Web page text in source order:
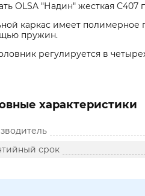
OLSA "Надин" жесткая С407
каркас имеет полимерное
пружин.
регулируется в
характеристики
срок